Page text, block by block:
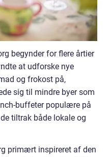
begynder for flere årtier
at udforske nye
og frokost på,
sig til mindre byer som
buffeter populære på
tiltrak både lokale og
primært inspireret af den